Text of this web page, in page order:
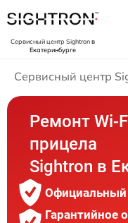
Сервисный центр Sightronв
Екатеринбурге
Сервисный центр
Ремонт Wi-
прицела
Sightron в
Официальный
Гарантийное